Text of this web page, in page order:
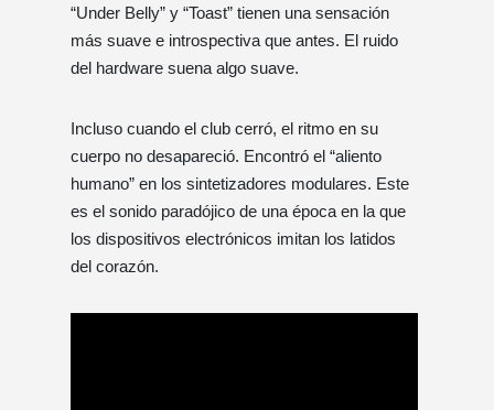
“Under Belly” y “Toast” tienen una sensación
más suave e introspectiva que antes. El ruido
del hardware suena algo suave.
Incluso cuando el club cerró, el ritmo en su
cuerpo no desapareció. Encontró el “aliento
humano” en los sintetizadores modulares. Este
es el sonido paradójico de una época en la que
los dispositivos electrónicos imitan los latidos
del corazón.